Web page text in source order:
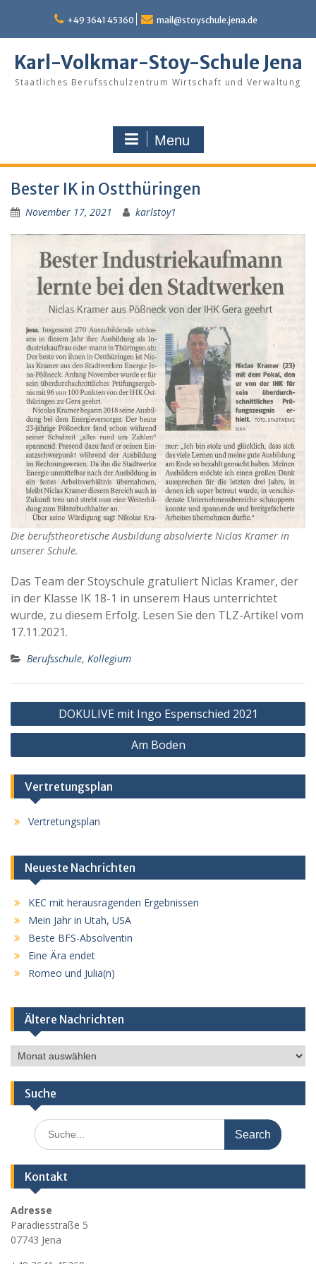
content
+49 3641 45360 mail@stoyschule.jena.de
Karl-Volkmar-Stoy-Schule Jena
Staatliches Berufsschulzentrum Wirtschaft und Verwaltung
Menu
Bester IK in Ostthüringen
November 17, 2021 karlstoy1
Die berufstheoretische Ausbildung absolvierte Niclas Kramer in
unserer Schule.
Das Team der Stoyschule gratuliert Niclas Kramer, der
in der Klasse IK 18-1 in unserem Haus unterrichtet
wurde, zu diesem Erfolg. Lesen Sie den TLZ-Artikel vom
17.11.2021.
Berufsschule, Kollegium
Beitragsnavigation
DOKULIVE mit Ingo Espenschied 2021
Am Boden
Vertretungsplan
Vertretungsplan
Neueste Nachrichten
KEC mit herausragenden Ergebnissen
Mein Jahr in Utah, USA
Beste BFS-Absolventin
Eine Ära endet
Romeo und Julia(n)
Ältere Nachrichten
Ältere
Nachrichten
Suche
Search
for:
Kontakt
Adresse
Paradiesstraße 5
07743 Jena